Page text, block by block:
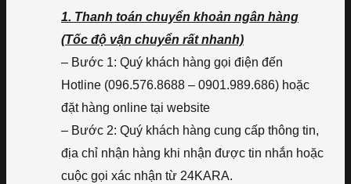
1. Thanh toán chuyển khoản ngân hàng
(Tốc độ vận chuyển rất nhanh)
– Bước 1: Quý khách hàng gọi điện đến
Hotline (096.576.8688 – 0901.989.686) hoặc
đặt hàng online tại website
– Bước 2: Quý khách hàng cung cấp thông tin,
địa chỉ nhận hàng khi nhận được tin nhắn hoặc
cuộc gọi xác nhận từ 24KARA.